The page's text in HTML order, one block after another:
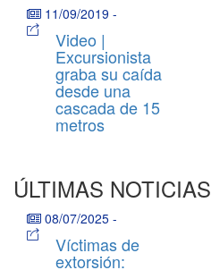
11/09/2019 -
Video |
Excursionista
graba su caída
desde una
cascada de 15
metros
ÚLTIMAS NOTICIAS
08/07/2025 -
Víctimas de
extorsión: